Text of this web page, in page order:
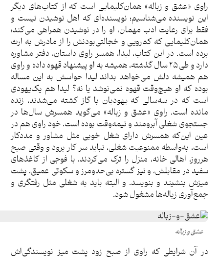
راوی «عشق و زباله» همان‌کلیمایی است که از کتاب‌های دیگر
این نویسنده می‌شناسیم؛ نویسنده‌ای که اهل نوشیدن نیست و
فقط برای رعایت ادب مهمان، او را در نوشیدن همراهی می‌کند؛
همان‌کلیمایی که کم‌رویی و خجالتی‌بودنش را از مادرش به ارث
برده است. در این کتاب، لیدا، همسر راوی داستان، دفتر مشاوره
دارد و طی ۲۵ سال گذشته، همیشه به او پیشنهاد قهوه داده و راوی
هم همیشه دلش می‌خواهد بداند لیدا حواسش به این مساله
بوده که او هیچ‌وقت قهوه نمی‌نوشد یا نه؟ لیدا هم یک‌یهودی
است که در سه‌سالی که یهودیان با گاز کشته می‌شدند، زنده
مانده است. راوی «عشق و زباله» می‌گوید همسرش سال‌ها در
جستجوی شغلی آبرومند و نیمه‌وقت بوده است. خود راوی هم در
عین این‌که همسرش دارای شغل خوبی مثل مشاور و مددکار
است، به‌واسطه ممنوعیت شغلی، نباید سر کار برود و وقتی صبح
هرروز، اهالی خانه، منزل را ترک می‌کردند، با فوجی از کاغذهای
سفید در مقابلش، و نیز گستره بی‌حدومرز و سکوتی عمیق، پشت
میزش بنشیند و بنویسد. و البته باید به شغلی مثل رفتگری و
جمع‌آوری زباله‌ها مشغول شود.
عشق و زباله
در آن شرایطی که راوی از صبح زود پشت میز نویسندگی‌اش